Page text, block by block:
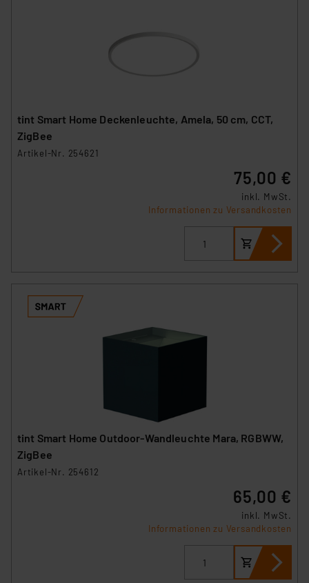
tint Smart Home Deckenleuchte, Amela, 50 cm, CCT,
ZigBee
Artikel-Nr. 254621
75,00 €
inkl. MwSt.
Informationen zu Versandkosten
tint Smart Home Outdoor-Wandleuchte Mara, RGBWW,
ZigBee
Artikel-Nr. 254612
65,00 €
inkl. MwSt.
Informationen zu Versandkosten